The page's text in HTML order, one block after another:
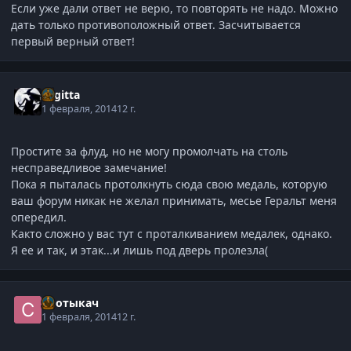
Если уже дали ответ не верю, то повторять не надо. Можно
дать только противоположный ответ. Засчитывается
первый верный ответ!
Sagitta
1 февраля, 201412 г.
Простите за флуд, но не могу промолчать на столь
несправедливое замечание!
Пока я пыталась протолкнуть сюда свою медаль, которую
ваш форум никак не желал принимать, месье Геральт меня
опередил.
Както сложно у вас тут с проталкиванием медалек, однако.
Я ее и так, и этак...и лишь под дверь пролезла(
Спотыкач
1 февраля, 201412 г.